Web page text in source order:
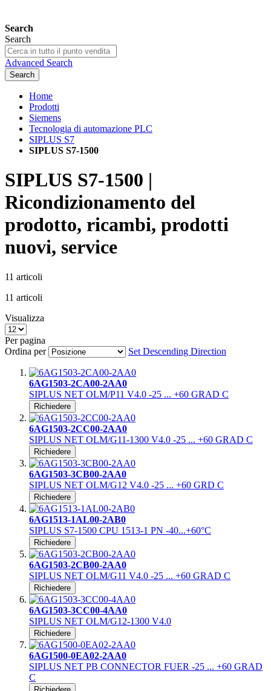
Search
Search
Advanced Search
Search
Home
Prodotti
Siemens
Tecnologia di automazione PLC
SIPLUS S7
SIPLUS S7-1500
SIPLUS S7-1500 |
Ricondizionamento del
prodotto, ricambi, prodotti
nuovi, service
11 articoli
11 articoli
Visualizza
Per pagina
Ordina per
Set Descending Direction
6AG1503-2CA00-2AA0
SIPLUS NET OLM/P11 V4.0 -25 ... +60 GRAD C
Richiedere
6AG1503-2CC00-2AA0
SIPLUS NET OLM/G11-1300 V4.0 -25 ... +60 GRAD C
Richiedere
6AG1503-3CB00-2AA0
SIPLUS NET OLM/G12 V4.0 -25 ... +60 GRD C
Richiedere
6AG1513-1AL00-2AB0
SIPLUS S7-1500 CPU 1513-1 PN -40...+60°C
Richiedere
6AG1503-2CB00-2AA0
SIPLUS NET OLM/G11 V4.0 -25 ... +60 GRAD C
Richiedere
6AG1503-3CC00-4AA0
SIPLUS NET OLM/G12-1300 V4.0
Richiedere
6AG1500-0EA02-2AA0
SIPLUS NET PB CONNECTOR FUER -25 ... +60 GRAD
C